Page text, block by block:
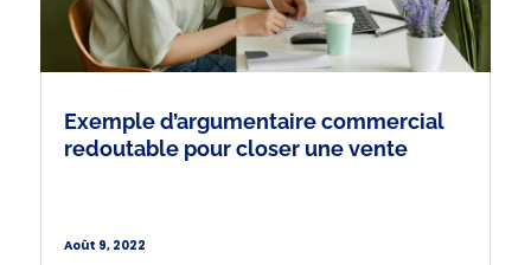
Exemple d’argumentaire commercial
redoutable pour closer une vente
Août 9, 2022